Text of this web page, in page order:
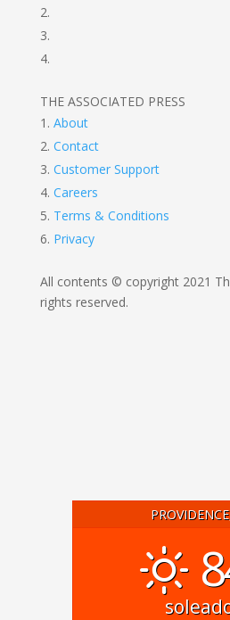
THE ASSOCIATED PRESS
About
Contact
Customer Support
Careers
Terms & Conditions
Privacy
All contents © copyright 2021
rights reserved.